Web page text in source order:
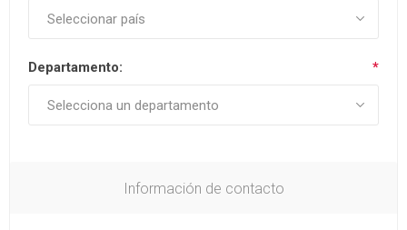
Departamento: *
Información de contacto